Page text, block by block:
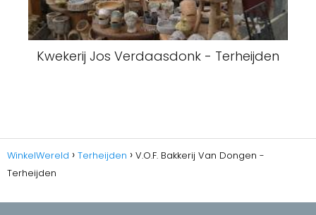
Kwekerij Jos Verdaasdonk - Terheijden
WinkelWereld Terheijden
V.O.F. Bakkerij Van Dongen -
Terheijden